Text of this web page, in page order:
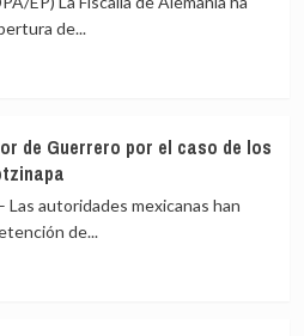
de...
de Guerrero por el caso de los
Las autoridades mexicanas han
de...